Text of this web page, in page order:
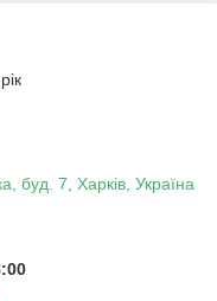
буд. 7, Харків, Україна